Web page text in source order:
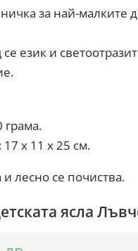
за най-малките
език и
грама.
x 11 x 25 см.
лесно се почиства.
ясла